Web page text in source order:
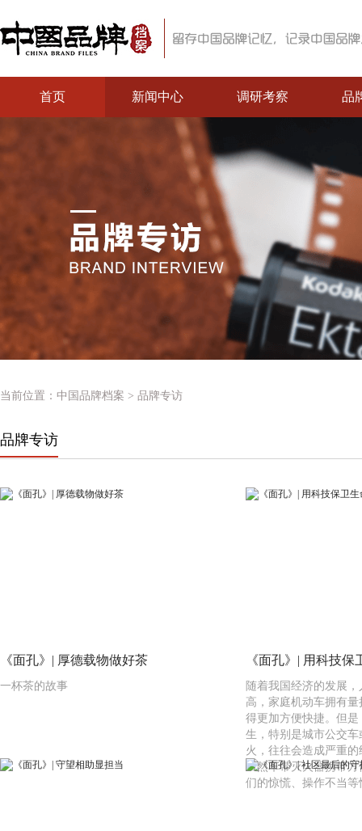
首页 新闻中心 调研考察 品
当前位置： 中国品牌档案 > 品牌专访
品牌专访
《面孔》| 厚德载物做好茶
一杯茶的故事
《面孔》| 用科技保
随着我国经济的发展
高，家庭机动车拥有
得更加方便快捷。但
生，特别是城市公交
火，往往会造成严重
虽然车带灭火器携带
们的惊慌、操作不当